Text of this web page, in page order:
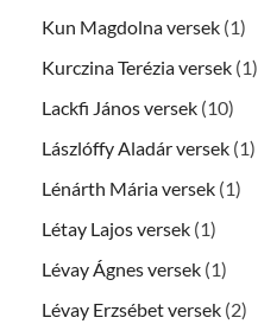
Kun Magdolna versek (1)
Kurczina Terézia versek (1)
Lackfi János versek (10)
Lászlóffy Aladár versek (1)
Lénárth Mária versek (1)
Létay Lajos versek (1)
Lévay Ágnes versek (1)
Lévay Erzsébet versek (2)